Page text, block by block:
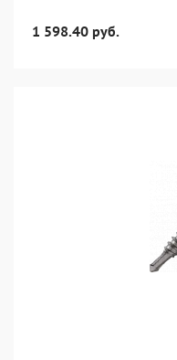
1 598.40 руб.